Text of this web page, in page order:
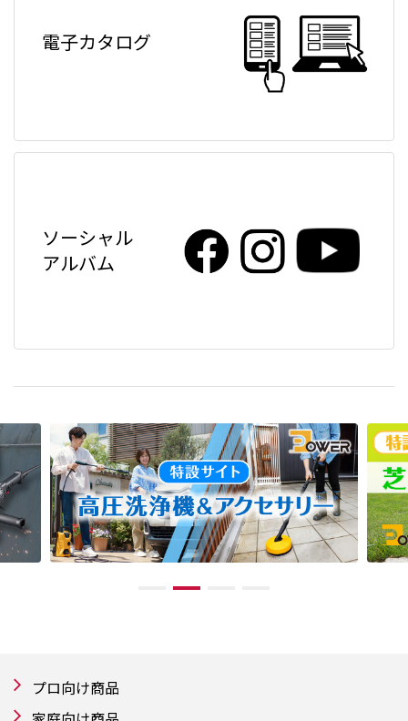
電子カタログ
ソーシャル
アルバム
プロ向け商品